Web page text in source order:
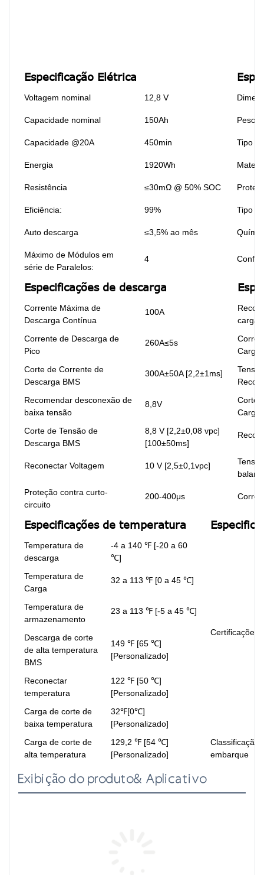
Especificação Elétrica
Voltagem nominal 12,8 V
Capacidade nominal 150Ah Peso
Capacidade @20A 450min Tipo
Energia 1920Wh
Resistência ≤30mΩ @ 50% SOC
Eficiência: 99% Tipo
Auto descarga ≤3,5% ao mês
Máximo de Módulos em
série de Paralelos:
4
Especificações de descarga
Corrente Máxima de
Descarga Contínua
100A
carga
Corrente de Descarga de
Pico
260A≤5s
Carga
Corte de Corrente de
Descarga BMS
300A±50A [2,2±1ms]
Recomendar desconexão de
baixa tensão
8,8V
Corte
Carga
Corte de Tensão de
Descarga BMS
8,8 V [2,2±0,08 vpc]
[100±50ms]
Reconectar Voltagem 10 V [2,5±0,1vpc]
Proteção contra curto-
circuito
200-400μs
Especificações de temperatura
Temperatura de
descarga
-4 a 140 ℉ [-20 a 60
℃]
Certificações
Temperatura de
Carga
32 a 113 ℉ [0 a 45 ℃]
Temperatura de
armazenamento
23 a 113 ℉ [-5 a 45 ℃]
Descarga de corte
de alta temperatura
BMS
149 ℉ [65 ℃]
[Personalizado]
Reconectar
temperatura
122 ℉ [50 ℃]
[Personalizado]
Carga de corte de
baixa temperatura
32℉[0℃]
[Personalizado]
Carga de corte de
alta temperatura
129,2 ℉ [54 ℃]
[Personalizado]
Classificação
embarque
Exibição do produto& Aplicativo